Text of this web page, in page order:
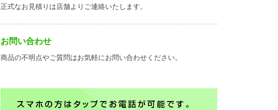
正式なお見積りは店舗よりご連絡いたします。
お問い合わせ
商品の不明点やご質問はお気軽にお問い合わせください。